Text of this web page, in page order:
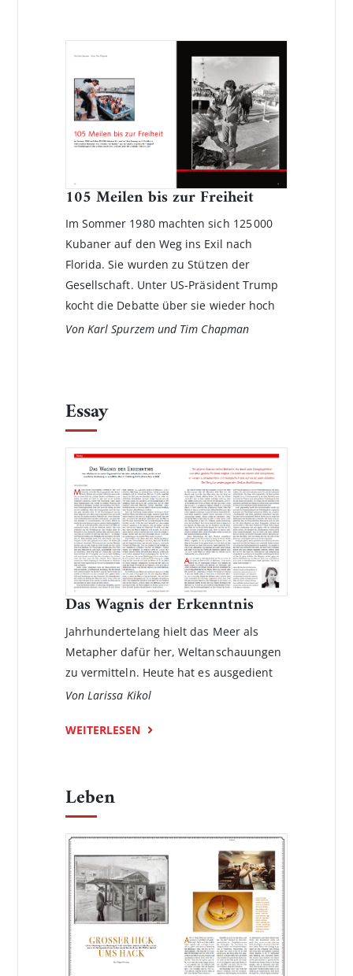
105 Meilen bis zur Freiheit
Im Sommer 1980 machten sich 125 000
Kubaner auf den Weg ins Exil nach
Florida. Sie wurden zu Stützen der
Gesellschaft. Unter US-Präsident Trump
kocht die Debatte über sie wieder hoch
Von Karl Spurzem und Tim Chapman
Essay
Das Wagnis der Erkenntnis
Jahrhundertelang hielt das Meer als
Metapher dafür her, Welt­anschauungen
zu vermitteln. Heute hat es ausgedient
Von Larissa Kikol
WEITERLESEN
Leben